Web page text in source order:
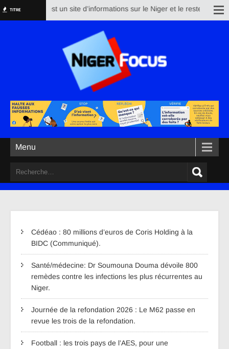
TITRE est un site d’informations sur le Niger et le reste du
Menu
Cédéao : 80 millions d’euros de Coris Holding à la
BIDC (Communiqué).
Santé/médecine: Dr Soumouna Douma dévoile 800
remèdes contre les infections les plus récurrentes au
Niger.
Journée de la refondation 2026 : Le M62 passe en
revue les trois de la refondation.
Football : les trois pays de l’AES, pour une